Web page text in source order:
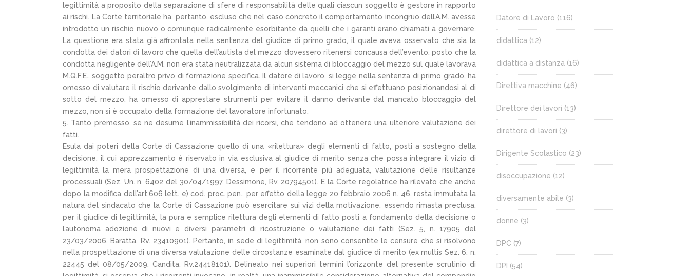
legittimità a proposito della separazione di sfere di responsabilità delle quali ciascun soggetto è gestore in rapporto
ai rischi. La Corte territoriale ha, pertanto, escluso che nel caso concreto il comportamento incongruo dell’A.M. avesse
introdotto un rischio nuovo o comunque radicalmente esorbitante da quelli che i garanti erano chiamati a governare.
La questione era stata già affrontata nella sentenza del giudice di primo grado, il quale aveva osservato che sia la
condotta dei datori di lavoro che quella dell’autista del mezzo dovessero ritenersi concausa dell’evento, posto che la
condotta negligente dell’A.M. non era stata neutralizzata da alcun sistema di bloccaggio del mezzo sul quale lavorava
M.Q.F.E., soggetto peraltro privo di formazione specifica. Il datore di lavoro, si legge nella sentenza di primo grado, ha
omesso di valutare il rischio derivante dallo svolgimento di interventi meccanici che si effettuano posizionandosi al di
sotto del mezzo, ha omesso di apprestare strumenti per evitare il danno derivante dal mancato bloccaggio del
mezzo, non si è occupato della formazione del lavoratore infortunato.
5. Tanto premesso, se ne desume l’inammissibilità dei ricorsi, che tendono ad ottenere una ulteriore valutazione dei
fatti.
Esula dai poteri della Corte di Cassazione quello di una «rilettura» degli elementi di fatto, posti a sostegno della
decisione, il cui apprezzamento è riservato in via esclusiva al giudice di merito senza che possa integrare il vizio di
legittimità la mera prospettazione di una diversa, e per il ricorrente più adeguata, valutazione delle risultanze
processuali (Sez. Un. n. 6402 del 30/04/1997, Dessimone, Rv. 20794501). E la Corte regolatrice ha rilevato che anche
dopo la modifica dell’art.606 lett. e) cod. proc. pen., per effetto della legge 20 febbraio 2006 n. 46, resta immutata la
natura del sindacato che la Corte di Cassazione può esercitare sui vizi della motivazione, essendo rimasta preclusa,
per il giudice di legittimità, la pura e semplice rilettura degli elementi di fatto posti a fondamento della decisione o
l’autonoma adozione di nuovi e diversi parametri di ricostruzione o valutazione dei fatti (Sez. 5, n. 17905 del
23/03/2006, Baratta, Rv. 23410901). Pertanto, in sede di legittimità, non sono consentite le censure che si risolvono
nella prospettazione di una diversa valutazione delle circostanze esaminate dal giudice di merito (ex multis Sez. 6, n.
22445 del 08/05/2009, Candita, Rv.24418101). Delineato nei superiori termini l’orizzonte del presente scrutinio di
Datore di Lavoro (116)
didattica (12)
didattica a distanza (16)
Direttiva macchine (46)
Direttore dei lavori (13)
direttore di lavori (3)
Dirigente Scolastico (23)
disoccupazione (12)
diversamente abile (3)
donne (3)
DPC (7)
DPI (54)